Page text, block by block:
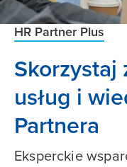
HR Partner Plus
Skorzystaj
usług i
Partnera
Eksperckie